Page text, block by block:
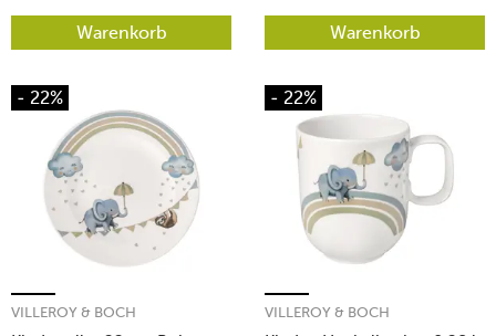
Warenkorb Warenkorb
- 22%
VILLEROY & BOCH
- 22%
VILLEROY & BOCH